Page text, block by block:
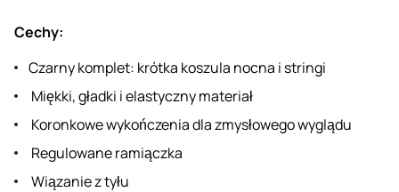
Cechy:
Czarny komplet: krótka koszula nocna i stringi
Miękki, gładki i elastyczny materiał
Koronkowe wykończenia dla zmysłowego wyglądu
Regulowane ramiączka
Wiązanie z tyłu